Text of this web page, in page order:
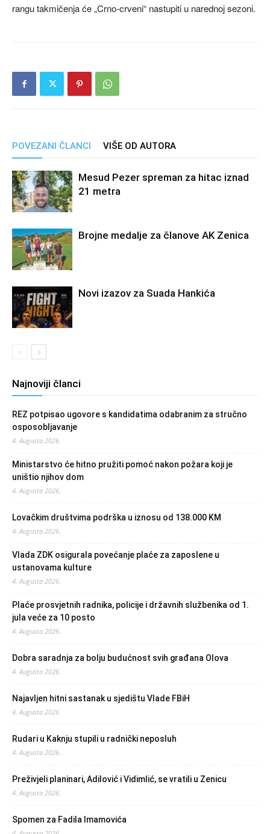
rangu takmičenja će „Crno-crveni“ nastupiti u narednoj sezoni.
POVEZANI ČLANCI VIŠE OD AUTORA
Mesud Pezer spreman za hitac iznad
21 metra
Brojne medalje za članove AK Zenica
Novi izazov za Suada Hankića
Najnoviji članci
REZ potpisao ugovore s kandidatima odabranim za stručno
osposobljavanje
4. Augusta 2026.
Ministarstvo će hitno pružiti pomoć nakon požara koji je
uništio njihov dom
4. Augusta 2026.
Lovačkim društvima podrška u iznosu od 138.000 KM
4. Augusta 2026.
Vlada ZDK osigurala povećanje plaće za zaposlene u
ustanovama kulture
4. Augusta 2026.
Plaće prosvjetnih radnika, policije i državnih službenika od 1.
jula veće za 10 posto
4. Augusta 2026.
Dobra saradnja za bolju budućnost svih građana Olova
4. Augusta 2026.
Najavljen hitni sastanak u sjedištu Vlade FBiH
4. Augusta 2026.
Rudari u Kaknju stupili u radnički neposluh
4. Augusta 2026.
Preživjeli planinari, Adilović i Vidimlić, se vratili u Zenicu
4. Augusta 2026.
Spomen za Fadila Imamovića